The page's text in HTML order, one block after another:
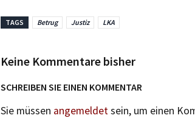
TAGS Betrug Justiz LKA
Keine Kommentare bisher
SCHREIBEN SIE EINEN KOMMENTAR
Sie müssen angemeldetsein, um einen